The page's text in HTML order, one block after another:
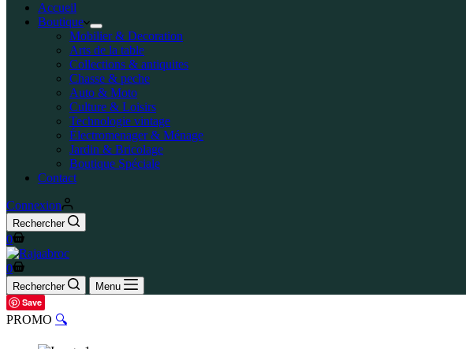
Accueil
Boutique
Mobilier & Decoration
Arts de la table
Collections & antiquites
Chasse & peche
Auto & Moto
Culture & Loisirs
Technologie vintage
Électromenager & Ménage
Jardin & Bricolage
Boutique Spéciale
Contact
Connexion
Rechercher
0
0
Rechercher
Menu
Save
PROMO 🔍